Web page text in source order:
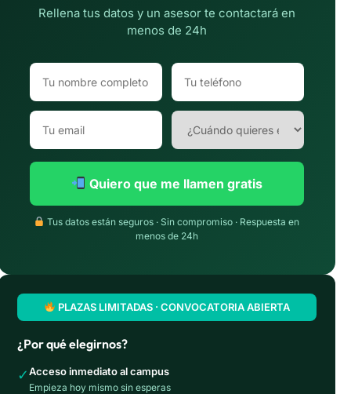
Rellena tus datos y un asesor te contactará en
menos de 24h
Quiero que me llamen gratis
Tus datos están seguros · Sin compromiso · Respuesta en
menos de 24h
PLAZAS LIMITADAS · CONVOCATORIA ABIERTA
¿Por qué elegirnos?
✓Acceso inmediato al campus
Empieza hoy mismo sin esperas